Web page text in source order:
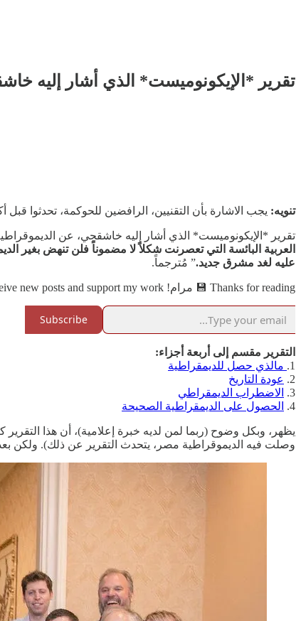
تقرير *الإيكونوميست* الذي أشار إليه
تنويه: يجب الاشارة بأن التقنيين، الرافضين للحوكمة،
تقرير *الإيكونوميست* الذي أشار إليه خاشقجي، عن
عليه لغد مشرق جديد.” مُترجماً.
Thanks for reading 💾 مرام! Subscribe for free to receive new posts and support my work.
Subscribe
التقرير مقسم إلى أربعة أجزاء:
1. مالذي حصل للديمقراطية
2.
عودة التاريخ
3.
الاضطراب الديمقراطي
4.
الحصول على الديمقراطية الصحيحة
يظهر، وبكل وضوح (ربما لمن لديه خبرة إعلامية)، أن هذا التقرير
وصلت فيه الديموقراطية مصر، يتحدث التقرير عن ذلك). ولكن بعد